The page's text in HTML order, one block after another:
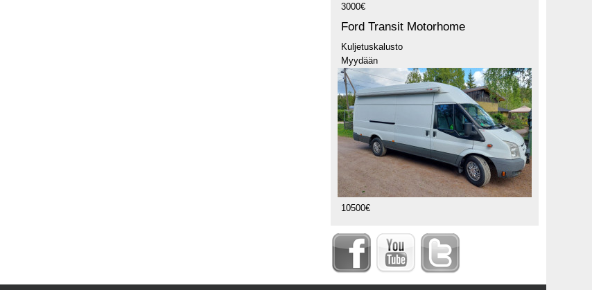
3000€
Ford Transit Motorhome
Kuljetuskalusto
Myydään
10500€